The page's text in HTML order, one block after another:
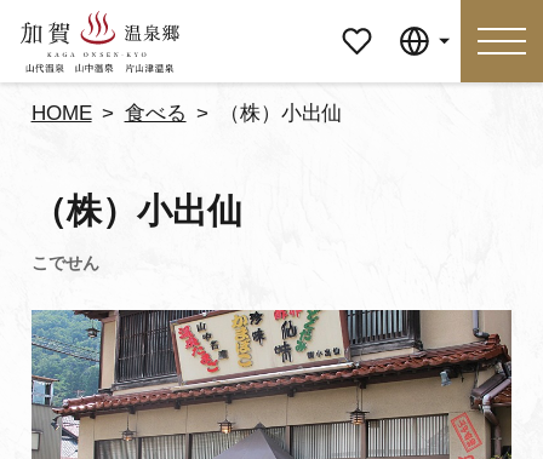
ージ
特集
見どころ 食べる
おみやげ イベント
泊まる アクセス
HOME 食べる （株）小出仙
（株）小出仙